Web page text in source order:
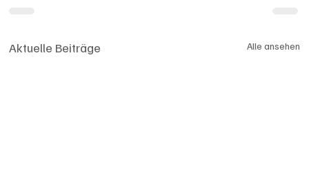
Aktuelle Beiträge Alle ansehen